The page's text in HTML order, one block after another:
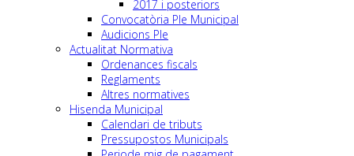
2017 i posteriors
Convocatòria Ple Municipal
Audicions Ple
Actualitat Normativa
Ordenances fiscals
Reglaments
Altres normatives
Hisenda Municipal
Calendari de tributs
Pressupostos Municipals